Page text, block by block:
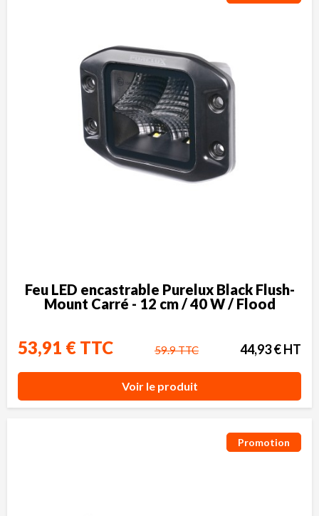
Feu LED encastrable Purelux Black Flush-
Mount Carré - 12 cm / 40 W / Flood
53,91 € TTC 59.9 TTC 44,93 € HT
Voir le produit
Promotion